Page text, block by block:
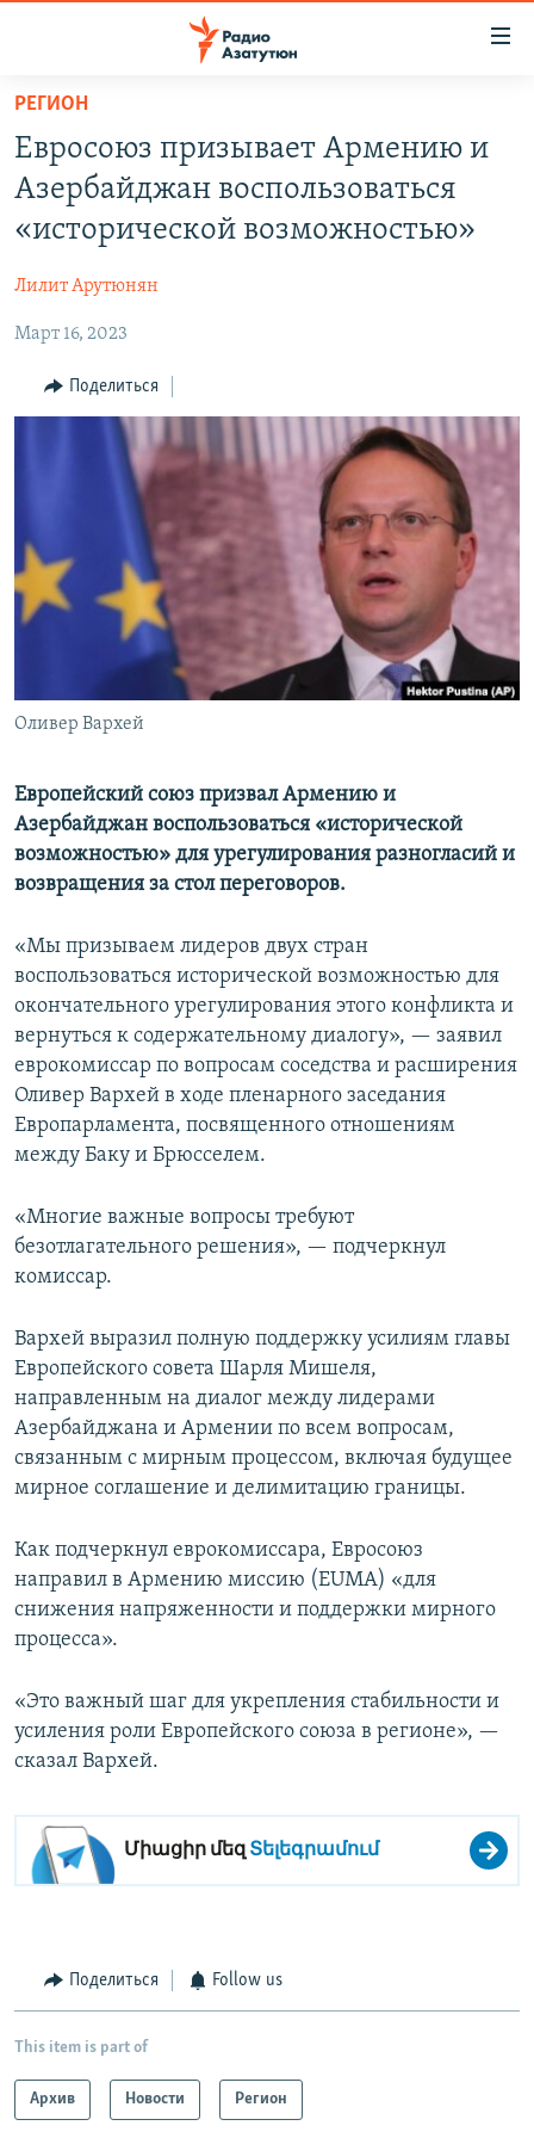
Перейти
основному
содержанию
Перейти
основной
навигации
Перейти
поиску
НОВОСТИ
ПОЛИТИКА
ЭКОНОМИКА
РЕГИОН
НАГОРНЫЙ КАРАБАХ
Հայերեն
English
Все сайты Радио Азатутюн
РЕГИОН
Евросоюз призывает Армению и
Азербайджан воспользоваться
«исторической возможностью»
Лилит Арутюнян
Март 16, 2023
Поделиться
Оливер Вархей
Европейский союз призвал Армению и
Азербайджан воспользоваться «исторической
возможностью» для урегулирования разногласий и
возвращения за стол переговоров.
«Мы призываем лидеров двух стран
воспользоваться исторической возможностью для
окончательного урегулирования этого конфликта и
вернуться к содержательному диалогу», — заявил
еврокомиссар по вопросам соседства и расширения
Оливер Вархей в ходе пленарного заседания
Европарламента, посвященного отношениям
между Баку и Брюсселем.
«Многие важные вопросы требуют
безотлагательного решения», — подчеркнул
комиссар.
Вархей выразил полную поддержку усилиям главы
Европейского совета Шарля Мишеля,
направленным на диалог между лидерами
Азербайджана и Армении по всем вопросам,
связанным с мирным процессом, включая будущее
мирное соглашение и делимитацию границы.
Как подчеркнул еврокомиссара, Евросоюз
направил в Армению миссию (EUMA) «для
снижения напряженности и поддержки мирного
процесса».
«Это важный шаг для укрепления стабильности и
усиления роли Европейского союза в регионе», —
сказал Вархей.
Միացիր մեզ Տելեգրամում
Поделиться Follow us
This item is part of
Архив Новости Регион